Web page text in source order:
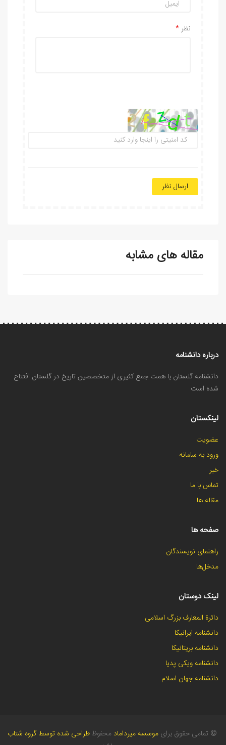
نظر
ارسال نظر
مقاله های مشابه
درباره دانشنامه
دانشنامه گلستان با همت جمع کثیری از متخصصین تاریخ در گلستان افتتاح
شده است
لینکستان
عضویت
ورود به سامانه
خبر
تماس با ما
مقاله ها
صفحه ها
راهنمای نویسندگان
مدخل‌ها
لینک دوستان
دائرة المعارف بزرگ اسلامی
دانشنامه ایرانیکا
دانشنامه بریتانیکا
دانشنامه ویکی پدیا
دانشنامه جهان اسلام
طراحی شده توسط گروه شتاب © تمامی حقوق برای موسسه میرداماد محفوظ